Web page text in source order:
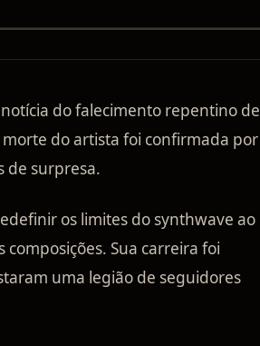
do falecimento repentino de
do artista foi confirmada por
de surpresa.
os limites do synthwave ao
Sua carreira foi
uma legião de seguidores